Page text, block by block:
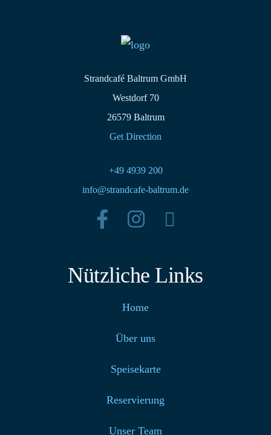
Strandcafé Baltrum GmbH
Westdorf 70
26579 Baltrum
Get Direction
+49 4939 200
info@strandcafe-baltrum.de
Nützliche Links
Home
Über uns
Speisekarte
Reservierung
Unser Team